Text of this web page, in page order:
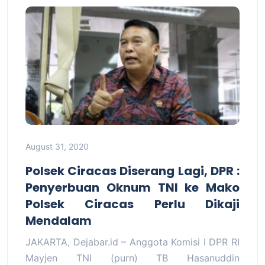
August 31, 2020
Polsek Ciracas Diserang Lagi, DPR :
Penyerbuan Oknum TNI ke Mako
Polsek Ciracas Perlu Dikaji
Mendalam
JAKARTA, Dejabar.id – Anggota Komisi I DPR RI
Mayjen TNI (purn) TB Hasanuddin